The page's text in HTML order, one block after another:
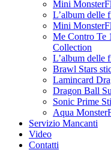
Mini
L’album delle
Mini
Me Contro Te
Collection
L’album delle
Brawl Stars
Lamincard
Dragon Ball
Sonic Prime
Aqua
Servizio Mancanti
Video
Contatti